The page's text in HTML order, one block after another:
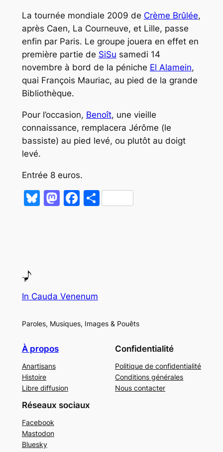
La tournée mondiale 2009 de Crème Brûlée,
après Caen, La Courneuve, et Lille, passe
enfin par Paris. Le groupe jouera en effet en
première partie de SiSu samedi 14
novembre à bord de la péniche El Alamein,
quai François Mauriac, au pied de la grande
Bibliothèque.
Pour l’occasion, Benoît, une vieille
connaissance, remplacera Jérôme (le
bassiste) au pied levé, ou plutôt au doigt
levé.
Entrée 8 euros.
Bluesky
Mastodon
Facebook
Partager
In Cauda Venenum
Paroles, Musiques, Images & Pouêts
À propos
Anartisans
Histoire
Libre diffusion
Confidentialité
Politique de confidentialité
Conditions générales
Nous contacter
Réseaux sociaux
Facebook
Mastodon
Bluesky